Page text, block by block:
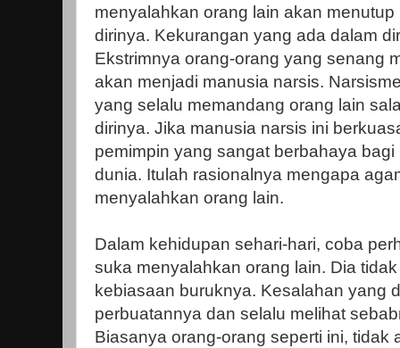
menyalahkan orang lain akan
dirinya. Kekurangan yang ada dalam
Ekstrimnya orang-orang yang senang
akan menjadi manusia narsis.
yang selalu memandang orang lain
dirinya. Jika manusia narsis ini
pemimpin yang sangat berbahaya
dunia. Itulah rasionalnya mengapa
menyalahkan orang lain.
Dalam kehidupan sehari-hari, coba
suka menyalahkan orang lain. Dia
kebiasaan buruknya. Kesalahan yang
perbuatannya dan selalu melihat
Biasanya orang-orang seperti ini, tidak